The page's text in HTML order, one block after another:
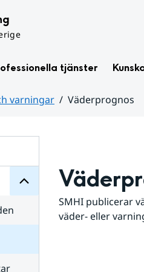
tjänster
varningar
Väderprognos
för
SMHI publicerar
väder- eller